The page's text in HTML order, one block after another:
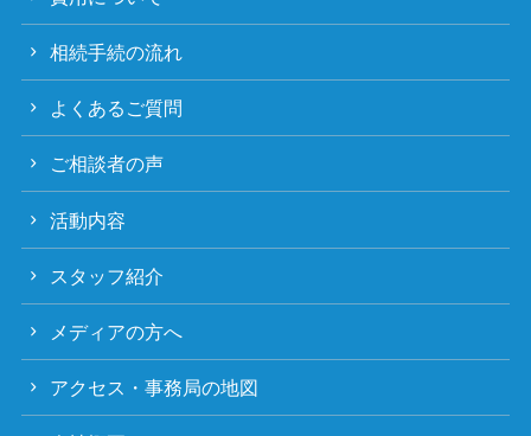
相続手続の流れ
よくあるご質問
ご相談者の声
活動内容
スタッフ紹介
メディアの方へ
アクセス・事務局の地図